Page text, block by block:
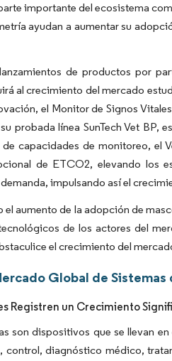
importante del ecosistema
ayudan a aumentar su
de productos por
al crecimiento del mercado
el Monitor de Signos
probada línea SunTech Vet
capacidades de monitoreo, el
de ETCO2, elevando los
impulsando así el
el aumento de la adopción de
de los actores del
el crecimiento del
Global de
Registren un Crecimiento
son dispositivos que se llevan
diagnóstico médico,